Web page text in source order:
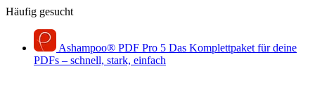
Häufig gesucht
Ashampoo® PDF Pro 5 Das Komplettpaket für deine
PDFs – schnell, stark, einfach